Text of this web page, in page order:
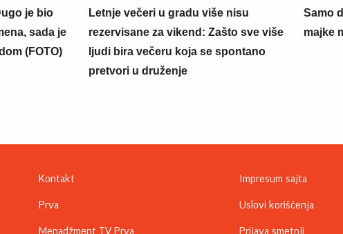
je bio
sada je
(FOTO)
Letnje večeri u gradu više nisu
rezervisane za vikend: Zašto sve više
ljudi bira večeru koja se spontano
pretvori u druženje
Samo
majke
Kontakt
Prva
Menadžment TV Prva
Impresum sajta
Uslovi korišćenja
Prijava smetnji